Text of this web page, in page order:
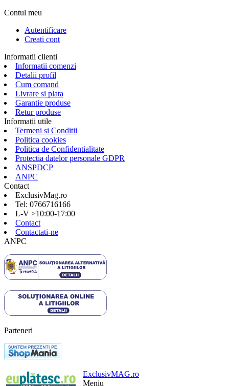
Contul meu
Autentificare
Creati cont
Informatii clienti
Informatii comenzi
Detalii profil
Cum comand
Livrare si plata
Garantie produse
Retur produse
Informatii utile
Termeni si Conditii
Politica cookies
Politica de Confidentialitate
Protectia datelor personale GDPR
ANSPDCP
ANPC
Contact
ExclusivMag.ro
Tel: 0766716166
L-V >10:00-17:00
Contact
Contactati-ne
ANPC
Parteneri
ExclusivMAG.ro
Meniu